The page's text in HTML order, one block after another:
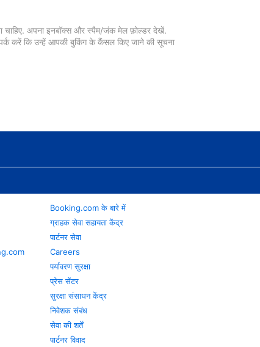
चाहिए. अपना इनबॉक्स और स्पैम/जंक मेल फ़ोल्डर देखें.
करें कि उन्हें आपकी बुकिंग के कैंसल किए जाने की सूचना
Booking.com के बारे में
ग्राहक सेवा सहायता केंद्र
पार्टनर सेवा
Careers
पर्यावरण सुरक्षा
प्रेस सेंटर
सुरक्षा संसाधन केंद्र
निवेशक संबंध
सेवा की शर्तें
पार्टनर विवाद